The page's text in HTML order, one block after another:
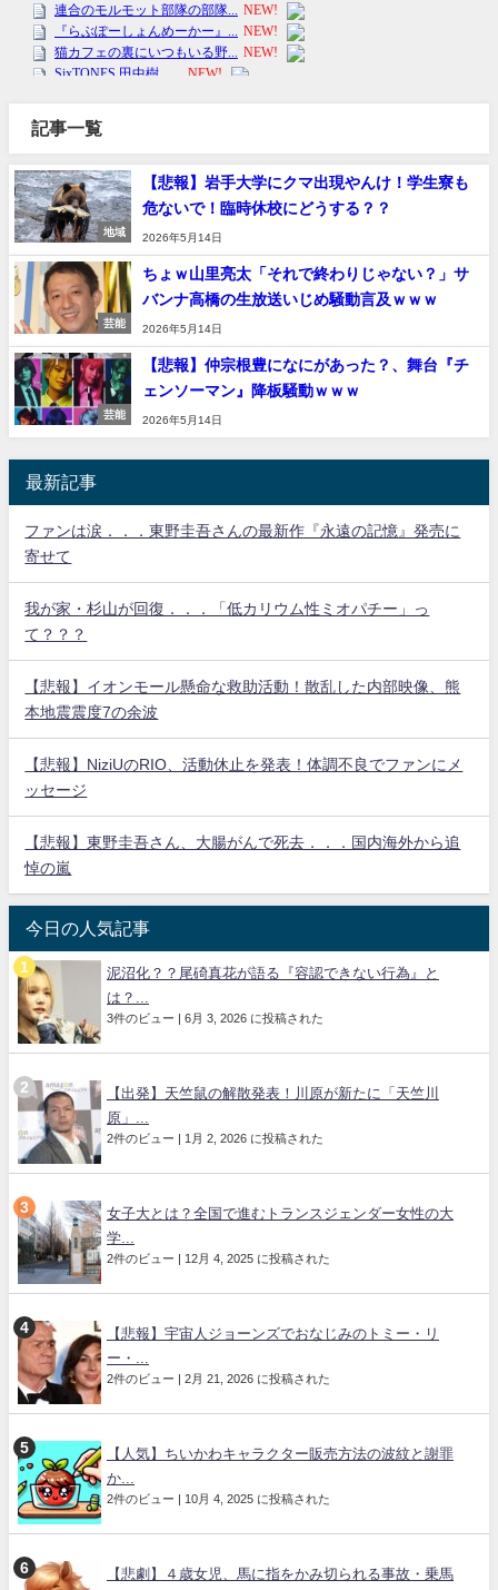
記事一覧
地域
【悲報】岩手大学にクマ出現やんけ！学生寮も
危ないで！臨時休校にどうする？？
2026年5月14日
芸能
ちょｗ山里亮太「それで終わりじゃない？」サ
バンナ高橋の生放送いじめ騒動言及ｗｗｗ
2026年5月14日
芸能
【悲報】仲宗根豊になにがあった？、舞台『チ
ェンソーマン』降板騒動ｗｗｗ
2026年5月14日
最新記事
ファンは涙．．．東野圭吾さんの最新作『永遠の記憶』発売に
寄せて
我が家・杉山が回復．．．「低カリウム性ミオパチー」っ
て？？？
【悲報】イオンモール懸命な救助活動！散乱した内部映像、熊
本地震震度7の余波
【悲報】NiziUのRIO、活動休止を発表！体調不良でファンにメ
ッセージ
【悲報】東野圭吾さん、大腸がんで死去．．．国内海外から追
悼の嵐
今日の人気記事
泥沼化？？尾碕真花が語る『容認できない行為』と
は？...
3件のビュー | 6月 3, 2026 に投稿された
【出発】天竺鼠の解散発表！川原が新たに「天竺川
原」...
2件のビュー | 1月 2, 2026 に投稿された
女子大とは？全国で進むトランスジェンダー女性の大
学...
2件のビュー | 12月 4, 2025 に投稿された
【悲報】宇宙人ジョーンズでおなじみのトミー・リ
ー・...
2件のビュー | 2月 21, 2026 に投稿された
【人気】ちいかわキャラクター販売方法の波紋と謝罪
か...
2件のビュー | 10月 4, 2025 に投稿された
【悲劇】４歳女児、馬に指をかみ切られる事故・乗馬